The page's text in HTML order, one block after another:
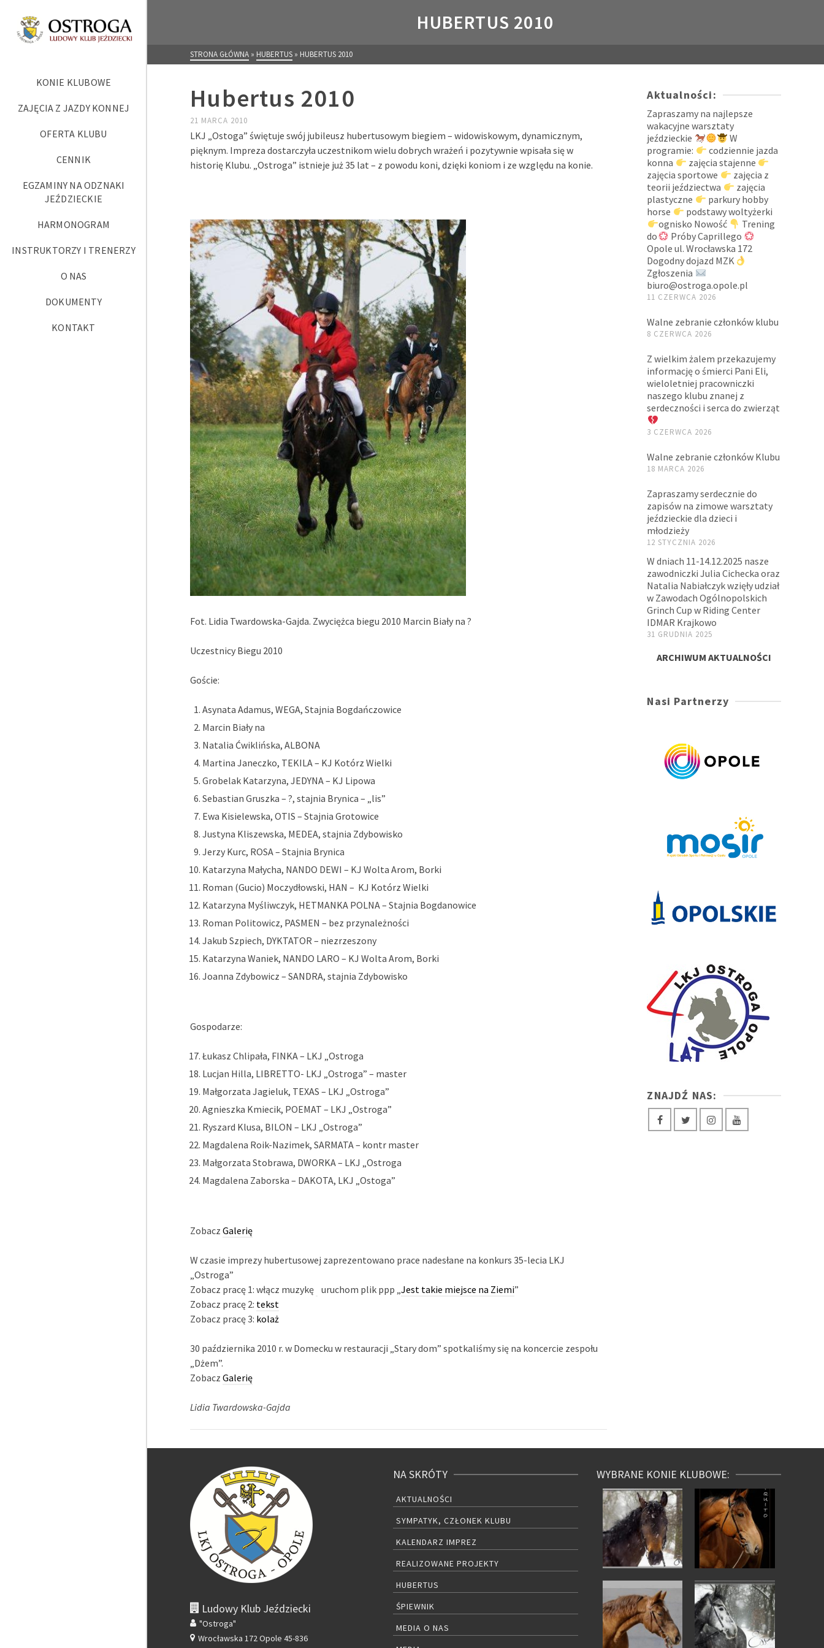
KONIE KLUBOWE
ZAJĘCIA Z JAZDY KONNEJ
OFERTA KLUBU
CENNIK
EGZAMINY NA ODZNAKI
JEŹDZIECKIE
HARMONOGRAM
INSTRUKTORZY I TRENERZY
O NAS
DOKUMENTY
KONTAKT
HUBERTUS 2010
STRONA GŁÓWNA » HUBERTUS » HUBERTUS 2010
Hubertus 2010
21 MARCA 2010
LKJ „Ostoga” świętuje swój jubileusz hubertusowym biegiem – widowiskowym, dynamicznym,
pięknym. Impreza dostarczyła uczestnikom wielu dobrych wrażeń i pozytywnie wpisała się w
historię Klubu. „Ostroga” istnieje już 35 lat – z powodu koni, dzięki koniom i ze względu na konie.
Fot. Lidia Twardowska-Gajda. Zwyciężca biegu 2010 Marcin Biały na ?
Uczestnicy Biegu 2010
Goście:
Asynata Adamus, WEGA, Stajnia Bogdańczowice
Marcin Biały na
Natalia Ćwiklińska, ALBONA
Martina Janeczko, TEKILA – KJ Kotórz Wielki
Grobelak Katarzyna, JEDYNA – KJ Lipowa
Sebastian Gruszka – ?, stajnia Brynica – „lis”
Ewa Kisielewska, OTIS – Stajnia Grotowice
Justyna Kliszewska, MEDEA, stajnia Zdybowisko
Jerzy Kurc, ROSA – Stajnia Brynica
Katarzyna Małycha, NANDO DEWI – KJ Wolta Arom, Borki
Roman (Gucio) Moczydłowski, HAN – KJ Kotórz Wielki
Katarzyna Myśliwczyk, HETMANKA POLNA – Stajnia Bogdanowice
Roman Politowicz, PASMEN – bez przynależności
Jakub Szpiech, DYKTATOR – niezrzeszony
Katarzyna Waniek, NANDO LARO – KJ Wolta Arom, Borki
Joanna Zdybowicz – SANDRA, stajnia Zdybowisko
Gospodarze:
Łukasz Chlipała, FINKA – LKJ „Ostroga
Lucjan Hilla, LIBRETTO- LKJ „Ostroga” – master
Małgorzata Jagieluk, TEXAS – LKJ „Ostroga”
Agnieszka Kmiecik, POEMAT – LKJ „Ostroga”
Ryszard Klusa, BILON – LKJ „Ostroga”
Magdalena Roik-Nazimek, SARMATA – kontr master
Małgorzata Stobrawa, DWORKA – LKJ „Ostroga
Magdalena Zaborska – DAKOTA, LKJ „Ostoga”
ZobaczGalerię
W czasie imprezy hubertusowej zaprezentowano prace nadesłane na konkurs 35-lecia LKJ
„Ostroga”
Zobacz pracę 1: włącz muzykę uruchom plik ppp „Jest takie miejsce na Ziemi”
Zobacz pracę 2: tekst
Zobacz pracę 3: kolaż
30 października 2010 r. w Domecku w restauracji „Stary dom” spotkaliśmy się na koncercie zespołu
„Dżem”.
ZobaczGalerię
Lidia Twardowska-Gajda
Aktualności:
Zapraszamy na najlepsze
wakacyjne warsztaty
jeździeckie
W
programie:
codziennie jazda
konna
zajęcia stajenne
zajęcia sportowe
zajęcia z
teorii jeździectwa
zajęcia
plastyczne
parkury hobby
horse
podstawy woltyżerki
ognisko Nowość
Trening
do
Próby Caprillego
Opole ul. Wrocławska 172
Dogodny dojazd MZK
Zgłoszenia
biuro@ostroga.opole.pl
11 CZERWCA 2026
Walne zebranie członków klubu
8 CZERWCA 2026
Z wielkim żalem przekazujemy
informację o śmierci Pani Eli,
wieloletniej pracowniczki
naszego klubu znanej z
serdeczności i serca do zwierząt
3 CZERWCA 2026
Walne zebranie członków Klubu
18 MARCA 2026
Zapraszamy serdecznie do
zapisów na zimowe warsztaty
jeździeckie dla dzieci i
młodzieży
12 STYCZNIA 2026
W dniach 11-14.12.2025 nasze
zawodniczki Julia Cichecka oraz
Natalia Nabiałczyk wzięły udział
w Zawodach Ogólnopolskich
Grinch Cup w Riding Center
IDMAR Krajkowo
31 GRUDNIA 2025
ARCHIWUM AKTUALNOŚCI
Nasi Partnerzy
ZNAJDŹ NAS:
Ludowy Klub Jeździecki
"Ostroga"
Wrocławska 172Opole 45-836
NA SKRÓTY
AKTUALNOŚCI
SYMPATYK, CZŁONEK KLUBU
KALENDARZ IMPREZ
REALIZOWANE PROJEKTY
HUBERTUS
ŚPIEWNIK
MEDIA O NAS
WYBRANE KONIE KLUBOWE: